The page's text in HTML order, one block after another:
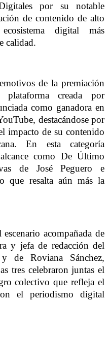
por su notable
de contenido de alto
digital más
calidad.
de la premiación
creada por
como ganadora en
destacándose por
impacto de su contenido
En esta categoría
como De Último
de José Peguero e
que resalta aún más la
acompañada de
y jefa de redacción del
de Roviana Sánchez,
tres celebraron juntas el
colectivo que refleja el
el periodismo digital